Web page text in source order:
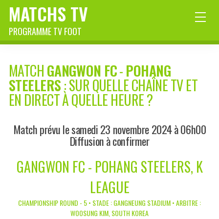
MATCHS TV
PROGRAMME TV FOOT
MATCHGANGWON FC-POHANG
STEELERS: SUR QUELLE CHAÎNE TV ET
EN DIRECT À QUELLE HEURE ?
Match prévu le samedi 23 novembre 2024 à 06h00
Diffusion à confirmer
GANGWON FC - POHANG STEELERS, K
LEAGUE
CHAMPIONSHIP ROUND - 5 • STADE : GANGNEUNG STADIUM • ARBITRE :
WOOSUNG KIM, SOUTH KOREA